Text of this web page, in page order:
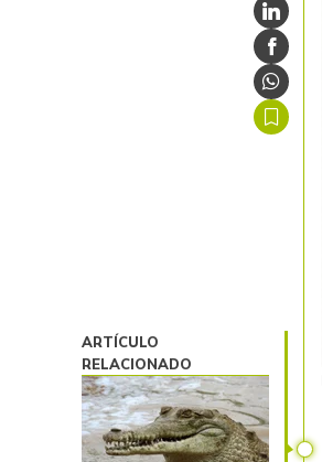
ARTÍCULO
RELACIONADO